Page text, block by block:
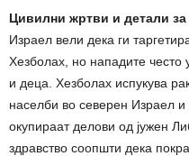
Цивилни жртви и детали за
Израел вели дека ги
Хезболах, но нападите често
и деца. Хезболах испукува
населби во северен Израел
окупираат делови од јужен
здравство соопшти дека